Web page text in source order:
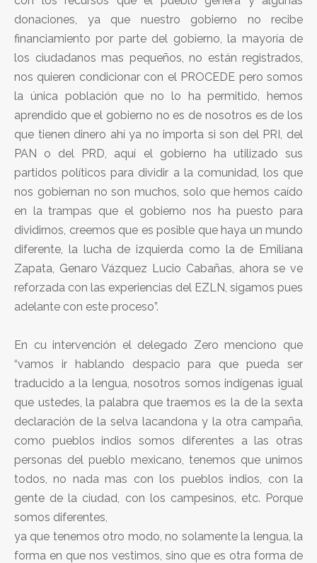
donaciones, ya que nuestro gobierno no recibe
financiamiento por parte del gobierno, la mayoría de
los ciudadanos mas pequeños, no están registrados,
nos quieren condicionar con el PROCEDE pero somos
la única población que no lo ha permitido, hemos
aprendido que el gobierno no es de nosotros es de los
que tienen dinero ahí ya no importa si son del PRI, del
PAN o del PRD, aquí el gobierno ha utilizado sus
partidos políticos para dividir a la comunidad, los que
nos gobiernan no son muchos, solo que hemos caído
en la trampas que el gobierno nos ha puesto para
dividirnos, creemos que es posible que haya un mundo
diferente, la lucha de izquierda como la de Emiliana
Zapata, Genaro Vázquez Lucio Cabañas, ahora se ve
reforzada con las experiencias del EZLN, sigamos pues
adelante con este proceso”.
En cu intervención el delegado Zero menciono que
“vamos ir hablando despacio para que pueda ser
traducido a la lengua, nosotros somos indígenas igual
que ustedes, la palabra que traemos es la de la sexta
declaración de la selva lacandona y la otra campaña,
como pueblos indios somos diferentes a las otras
personas del pueblo mexicano, tenemos que unirnos
todos, no nada mas con los pueblos indios, con la
gente de la ciudad, con los campesinos, etc. Porque
somos diferentes,
ya que tenemos otro modo, no solamente la lengua, la
forma en que nos vestimos, sino que es otra forma de